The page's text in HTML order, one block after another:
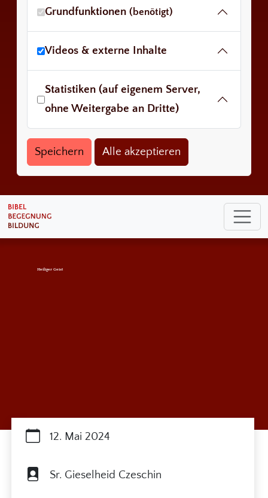
Grundfunktionen (benötigt)
Videos & externe Inhalte
Statistiken (auf eigenem Server,
ohne Weitergabe an Dritte)
Heiliger Geist
12. Mai 2024
Sr. Gieselheid Czeschin